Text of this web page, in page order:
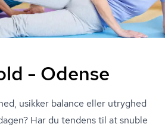
- Odense
usikker balance eller utryghed
Har du tendens til at snuble